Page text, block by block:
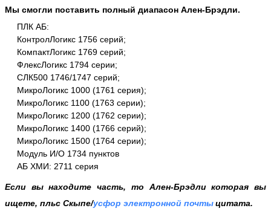
Мы смогли поставить полный диапасон Ален-Брэдли.
ПЛК АБ:
КонтролЛогикс 1756 серий;
КомпактЛогикс 1769 серий;
ФлексЛогикс 1794 серии;
СЛК500 1746/1747 серий;
МикроЛогикс 1000 (1761 серия);
МикроЛогикс 1100 (1763 серии);
МикроЛогикс 1200 (1762 серии);
МикроЛогикс 1400 (1766 серий);
МикроЛогикс 1500 (1764 серии);
Модуль И/О 1734 пунктов
АБ ХМИ: 2711 серия
Если вы находите часть, то Ален-Брэдли которая вы
ищете, пльс Скыпе/усфор электронной почтыцитата.